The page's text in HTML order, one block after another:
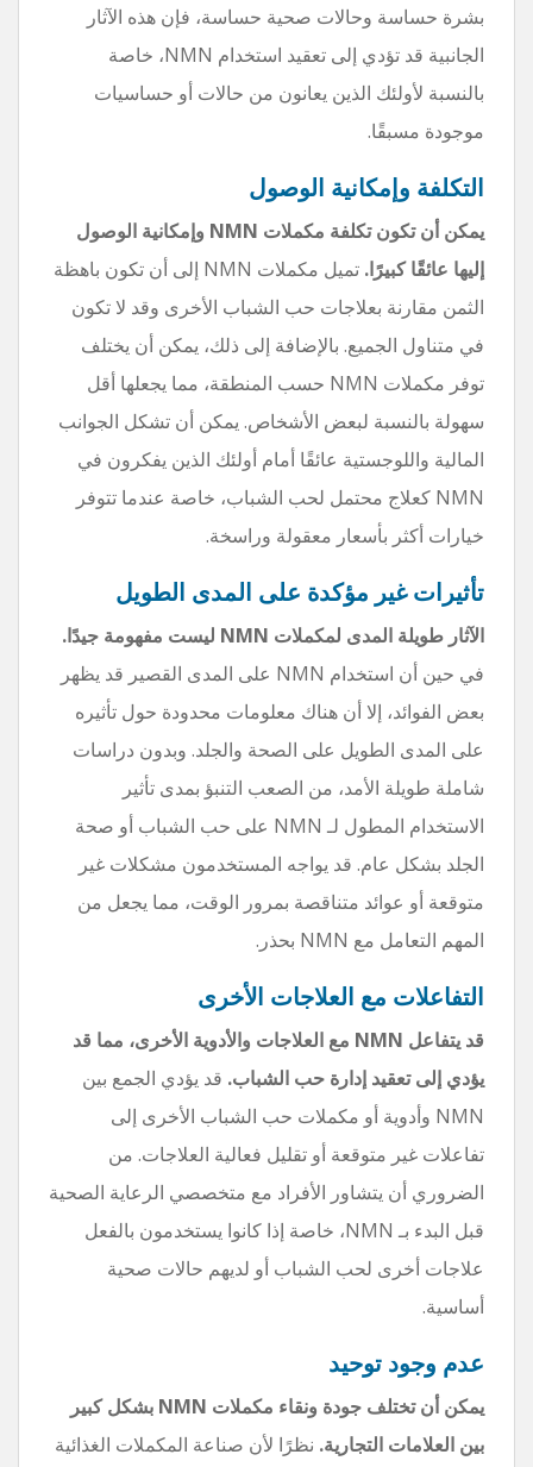
بشرة حساسة وحالات صحية حساسة، فإن هذه الآثار
الجانبية قد تؤدي إلى تعقيد استخدام NMN، خاصة
بالنسبة لأولئك الذين يعانون من حالات أو حساسيات
موجودة مسبقًا.
التكلفة وإمكانية الوصول
يمكن أن تكون تكلفة مكملات NMN وإمكانية الوصول
إليها عائقًا كبيرًا.
تميل مكملات NMN إلى أن تكون باهظة
الثمن مقارنة بعلاجات حب الشباب الأخرى وقد لا تكون
في متناول الجميع. بالإضافة إلى ذلك، يمكن أن يختلف
توفر مكملات NMN حسب المنطقة، مما يجعلها أقل
سهولة بالنسبة لبعض الأشخاص. يمكن أن تشكل الجوانب
المالية واللوجستية عائقًا أمام أولئك الذين يفكرون في
NMN كعلاج محتمل لحب الشباب، خاصة عندما تتوفر
خيارات أكثر بأسعار معقولة وراسخة.
تأثيرات غير مؤكدة على المدى الطويل
الآثار طويلة المدى لمكملات NMN ليست مفهومة جيدًا.
في حين أن استخدام NMN على المدى القصير قد يظهر
بعض الفوائد، إلا أن هناك معلومات محدودة حول تأثيره
على المدى الطويل على الصحة والجلد. وبدون دراسات
شاملة طويلة الأمد، من الصعب التنبؤ بمدى تأثير
الاستخدام المطول لـ NMN على حب الشباب أو صحة
الجلد بشكل عام. قد يواجه المستخدمون مشكلات غير
متوقعة أو عوائد متناقصة بمرور الوقت، مما يجعل من
المهم التعامل مع NMN بحذر.
التفاعلات مع العلاجات الأخرى
قد يتفاعل NMN مع العلاجات والأدوية الأخرى، مما قد
يؤدي إلى تعقيد إدارة حب الشباب. قد يؤدي الجمع بين
NMN وأدوية أو مكملات حب الشباب الأخرى إلى
تفاعلات غير متوقعة أو تقليل فعالية العلاجات. من
الضروري أن يتشاور الأفراد مع متخصصي الرعاية الصحية
قبل البدء بـ NMN، خاصة إذا كانوا يستخدمون بالفعل
علاجات أخرى لحب الشباب أو لديهم حالات صحية
أساسية.
عدم وجود توحيد
يمكن أن تختلف جودة ونقاء مكملات NMN بشكل كبير
بين العلامات التجارية. نظرًا لأن صناعة المكملات الغذائية